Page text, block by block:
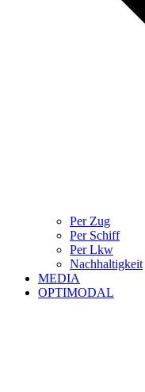
Per Zug
Per Schiff
Per Lkw
Nachhaltigkeit
MEDIA
OPTIMODAL